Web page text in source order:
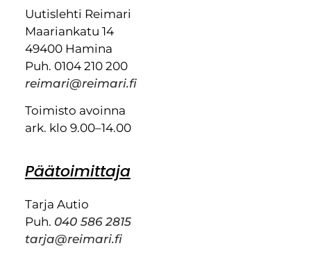
Uutislehti Reimari
Maariankatu 14
49400 Hamina
Puh. 0104 210 200
reimari@reimari.fi
Toimisto avoinna
ark. klo 9.00–14.00
Päätoimittaja
Tarja Autio
Puh. 040 586 2815
tarja@reimari.fi